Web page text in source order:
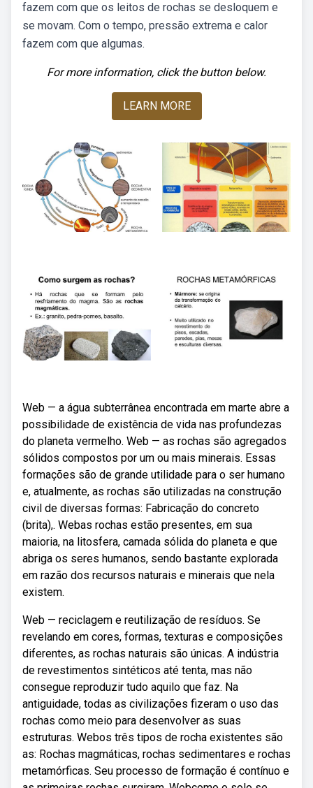
fazem com que os leitos de rochas se desloquem e
se movam. Com o tempo, pressão extrema e calor
fazem com que algumas.
For more information, click the button below.
LEARN MORE
Web — a água subterrânea encontrada em marte abre a
possibilidade de existência de vida nas profundezas
do planeta vermelho. Web — as rochas são agregados
sólidos compostos por um ou mais minerais. Essas
formações são de grande utilidade para o ser humano
e, atualmente, as rochas são utilizadas na construção
civil de diversas formas: Fabricação do concreto
(brita),. Webas rochas estão presentes, em sua
maioria, na litosfera, camada sólida do planeta e que
abriga os seres humanos, sendo bastante explorada
em razão dos recursos naturais e minerais que nela
existem.
Web — reciclagem e reutilização de resíduos. Se
revelando em cores, formas, texturas e composições
diferentes, as rochas naturais são únicas. A indústria
de revestimentos sintéticos até tenta, mas não
consegue reproduzir tudo aquilo que faz. Na
antiguidade, todas as civilizações fizeram o uso das
rochas como meio para desenvolver as suas
estruturas. Webos três tipos de rocha existentes são
as: Rochas magmáticas, rochas sedimentares e rochas
metamórficas. Seu processo de formação é contínuo e